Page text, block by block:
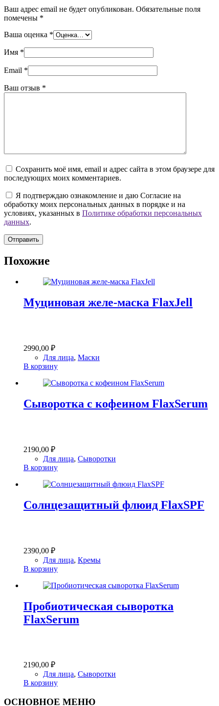
Ваш адрес email не будет опубликован. Обязательные поля
помечены *
Ваша оценка *
Имя *
Email *
Ваш отзыв *
Сохранить моё имя, email и адрес сайта в этом браузере для
последующих моих комментариев.
Я подтверждаю ознакомление и даю Согласие на
обработку моих персональных данных в порядке и на
условиях, указанных в Политике обработки персональных
данных.
Отправить
Похожие
Муциновая желе-маска FlaxJell
2990,00 ₽
Для лица, Маски
В корзину
Сыворотка с кофеином FlaxSerum
2190,00 ₽
Для лица, Сыворотки
В корзину
Солнцезащитный флюид FlaxSPF
2390,00 ₽
Для лица, Кремы
В корзину
Пробиотическая сыворотка
FlaxSerum
2190,00 ₽
Для лица, Сыворотки
В корзину
ОСНОВНОЕ МЕНЮ